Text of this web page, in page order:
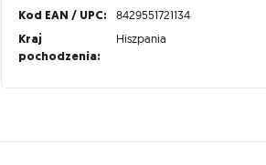
Kod EAN / UPC: 8429551721134
Kraj
pochodzenia:
Hiszpania